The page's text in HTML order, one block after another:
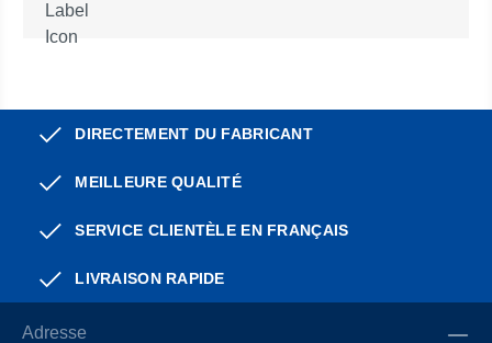
DIRECTEMENT DU FABRICANT
MEILLEURE QUALITÉ
SERVICE CLIENTÈLE EN FRANÇAIS
LIVRAISON RAPIDE
Adresse